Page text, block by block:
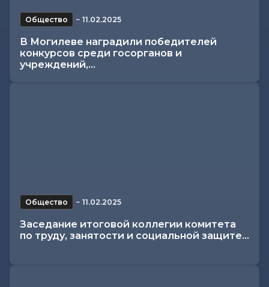
Общество − 11.02.2025
В Могилеве наградили победителей
конкурсов среди госорганов и
учреждений,...
Общество − 11.02.2025
Заседание итоговой коллегии комитета
по труду, занятости и социальной защите...